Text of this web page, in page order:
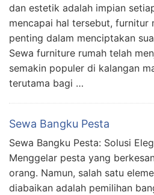
dan estetik adalah impian
mencapai hal tersebut, furnitur
penting dalam menciptakan
Sewa furniture rumah telah
semakin populer di kalangan
terutama bagi …
Sewa Bangku Pesta
Sewa Bangku Pesta: Solusi
Menggelar pesta yang
orang. Namun, salah satu
diabaikan adalah pemilihan